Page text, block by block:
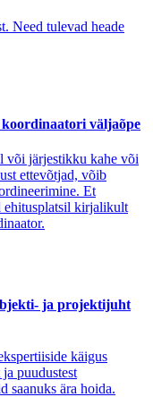
Need tulevad heade
väljaõpe
või järjestikku kahe või
ettevõtjad, võib
Et
ehitusplatsil kirjalikult
ja projektijuht
käigus
puudustest
saanuks ära hoida.